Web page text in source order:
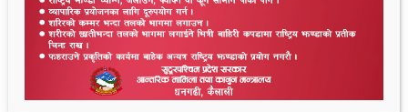
भीमदत्त नगर बरघर भलमन्सा समितिमा रामबहादुर चौधरी